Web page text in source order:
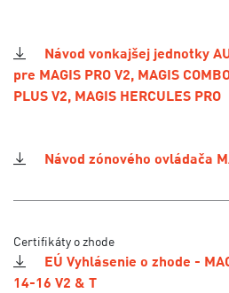
Návod vonkajšej jednotky
pre MAGIS PRO V2, MAGIS
PLUS V2, MAGIS HERCULES PRO
Návod zónového ovládača
Certifikáty o zhode
EÚ Vyhlásenie o zhode -
14-16 V2 & T